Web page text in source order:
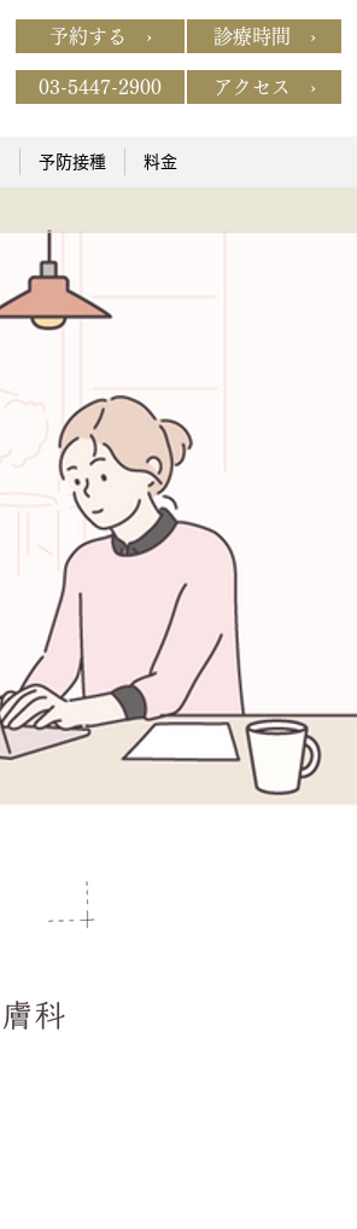
予約する › 診療時間 ›
03-5447-2900 アクセス ›
予防接種 料金